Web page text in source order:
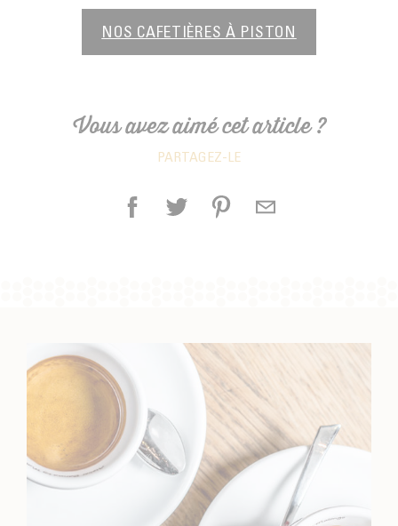
NOS CAFETIÈRES À PISTON
Vous avez aimé cet article ?
PARTAGEZ-LE